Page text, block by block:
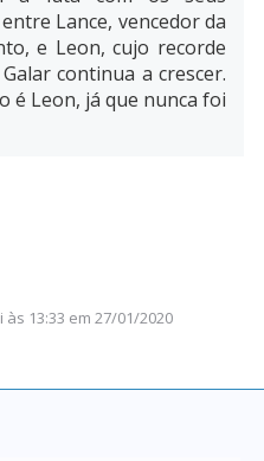
Lance, vencedor da
e Leon, cujo recorde
continua a crescer.
é Leon, já que nunca foi
às 13:33 em 27/01/2020